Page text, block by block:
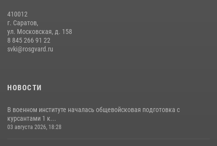
31 июля 2026, 12:08
410012
г. Саратов,
ул. Московская, д. 158
8 845 266 91 22
svki@rosgvard.ru
НОВОСТИ
В военном институте началась общевойсковая подготовка с
курсантами 1 к...
03 августа 2026, 18:28